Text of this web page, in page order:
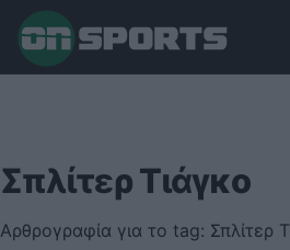
Σπλίτερ Τιάγκο
Αρθρογραφία για το tag: Σπλίτερ